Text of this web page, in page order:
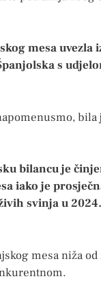
mesa
s
bilancu je
iako je
svinja u
mesa niža